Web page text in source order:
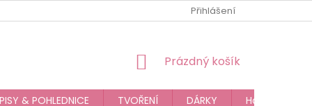
OBCHODNÍ PODMÍNKY
Přihlášení
NÁKUPNÍ
Prázdný košík
& POHLEDNICE TVOŘENÍ DÁRKY
Hodnocení